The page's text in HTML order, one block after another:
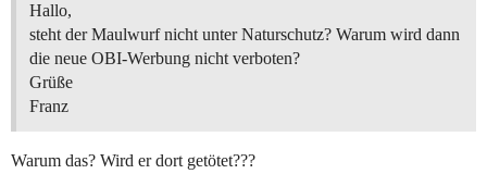
Hallo,
steht der Maulwurf nicht unter Naturschutz? Warum wird dann
die neue OBI-Werbung nicht verboten?
Grüße
Franz
Warum das? Wird er dort getötet???